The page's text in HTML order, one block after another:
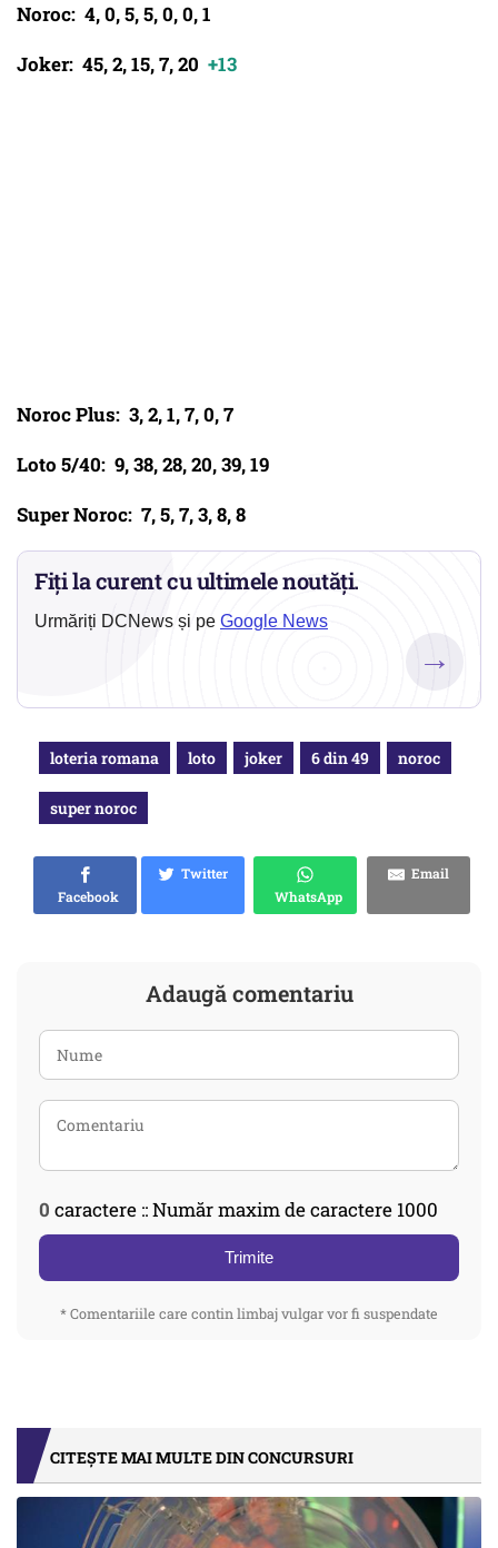
Noroc: 4, 0, 5, 5, 0, 0, 1
Joker: 45, 2, 15, 7, 20 +13
Noroc Plus: 3, 2, 1, 7, 0, 7
Loto 5/40: 9, 38, 28, 20, 39, 19
Super Noroc: 7, 5, 7, 3, 8, 8
Fiți la curent cu ultimele noutăți.
Urmăriți DCNews și pe Google News
→
loteria romana loto joker 6 din 49 noroc
super noroc
Facebook
Twitter
WhatsApp
Email
Adaugă comentariu
0 caractere :: Număr maxim de caractere 1000
Trimite
* Comentariile care contin limbaj vulgar vor fi suspendate
CITEȘTE MAI MULTE DIN CONCURSURI